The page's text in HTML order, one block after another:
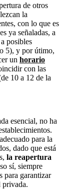
de otros
la
con lo que es
ya señaladas, a
posibles
5), y por útimo,
un horario
con las
10 a 12 de la
esencial, no ha
para la
dado que está
la reapertura
sí, siempre
para garantizar
privada.